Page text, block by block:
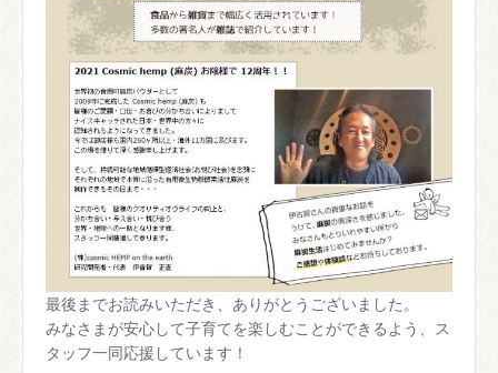
最後までお読みいただき、ありがとうございました。
みなさまが安心して子育てを楽しむことができるよう、ス
タッフ一同応援しています！